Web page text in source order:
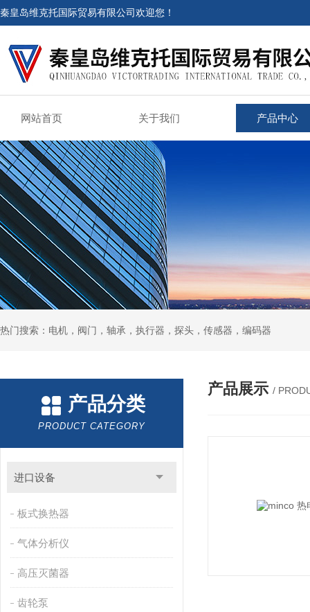
秦皇岛维克托国际贸易有限公司欢迎您！
网站首页 关于我们 产品中心
热门搜索：电机，阀门，轴承，执行器，探头，传感器，编码器
产品分类
PRODUCT CATEGORY
进口设备
板式换热器
气体分析仪
高压灭菌器
齿轮泵
产品展示 /